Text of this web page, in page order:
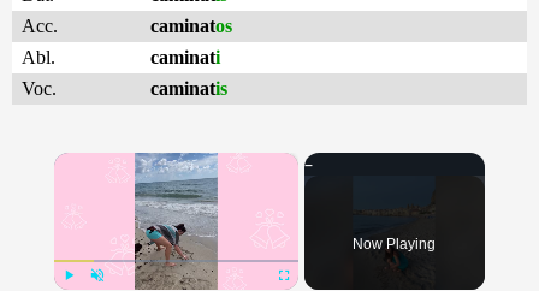
Acc.
caminatos
Abl.
caminati
Voc.
caminatis
×
Now Playing